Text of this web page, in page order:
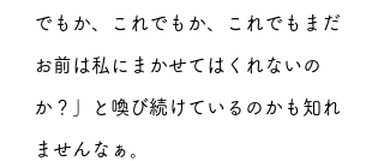
でもか、これでもか、これでもまだ
お前は私にまかせてはくれないの
か？」と喚び続けているのかも知れ
ませんなぁ。